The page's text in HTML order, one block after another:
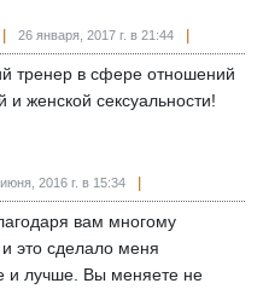
26 января, 2017 г. в 21:44
тренер в сфере отношений
и женской сексуальности!
2016 г. в 15:34
вам многому
и это сделало меня
и лучше. Вы меняете не